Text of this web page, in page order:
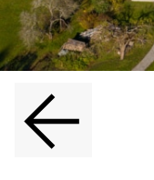
Päikesekatuse
Tootelehed ja
Koostööpartneritele
Kontakt